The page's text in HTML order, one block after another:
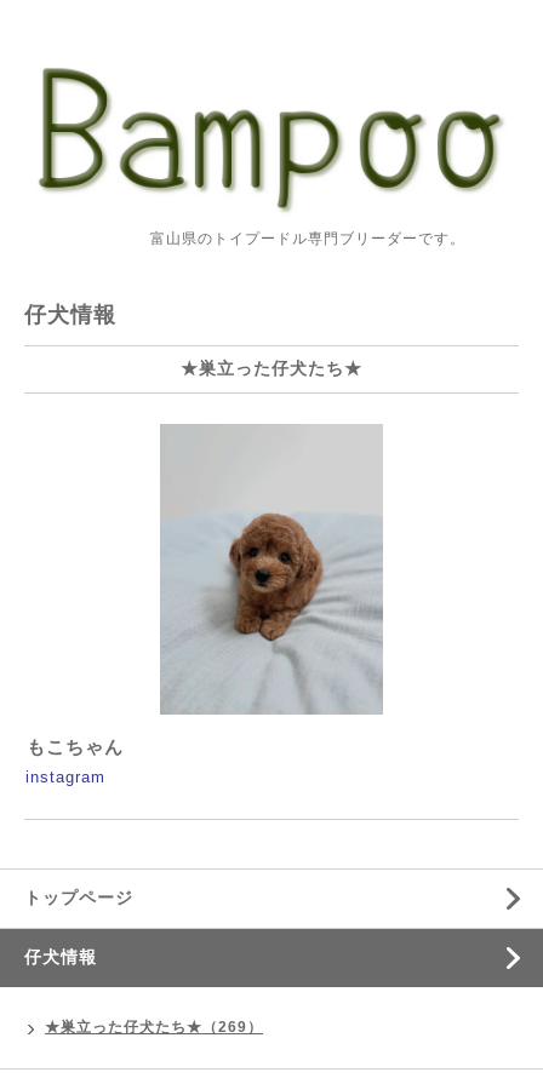
富山県のトイプードル専門ブリーダーです。
仔犬情報
★巣立った仔犬たち★
もこちゃん
instagram
トップページ
仔犬情報
★巣立った仔犬たち★（269）